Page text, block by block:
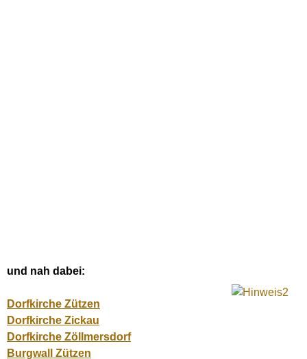
und nah dabei:
Dorfkirche Zützen
Dorfkirche Zickau
Dorfkirche Zöllmersdorf
Burgwall Zützen